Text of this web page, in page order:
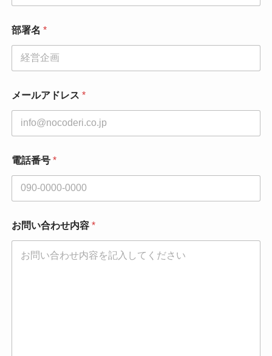
部署名 *
メールアドレス *
署
名
前
電話番号 *
お問い合わせ内容 *